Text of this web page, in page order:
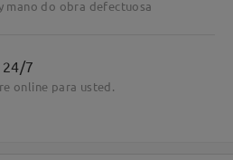
mano do obra defectuosa
7
online para usted.